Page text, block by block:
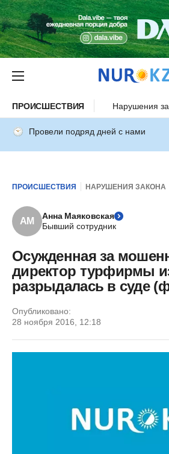
ПРОИСШЕСТВИЯ Нарушения
Провели подряд дней с нами
ПРОИСШЕСТВИЯ НАРУШЕНИЯ ЗАКОНА
АМ
Анна Маяковская
Бывший сотрудник
Осужденная за
директор турфирмы
разрыдалась в суде
Опубликовано:
28 ноября 2016, 12:18